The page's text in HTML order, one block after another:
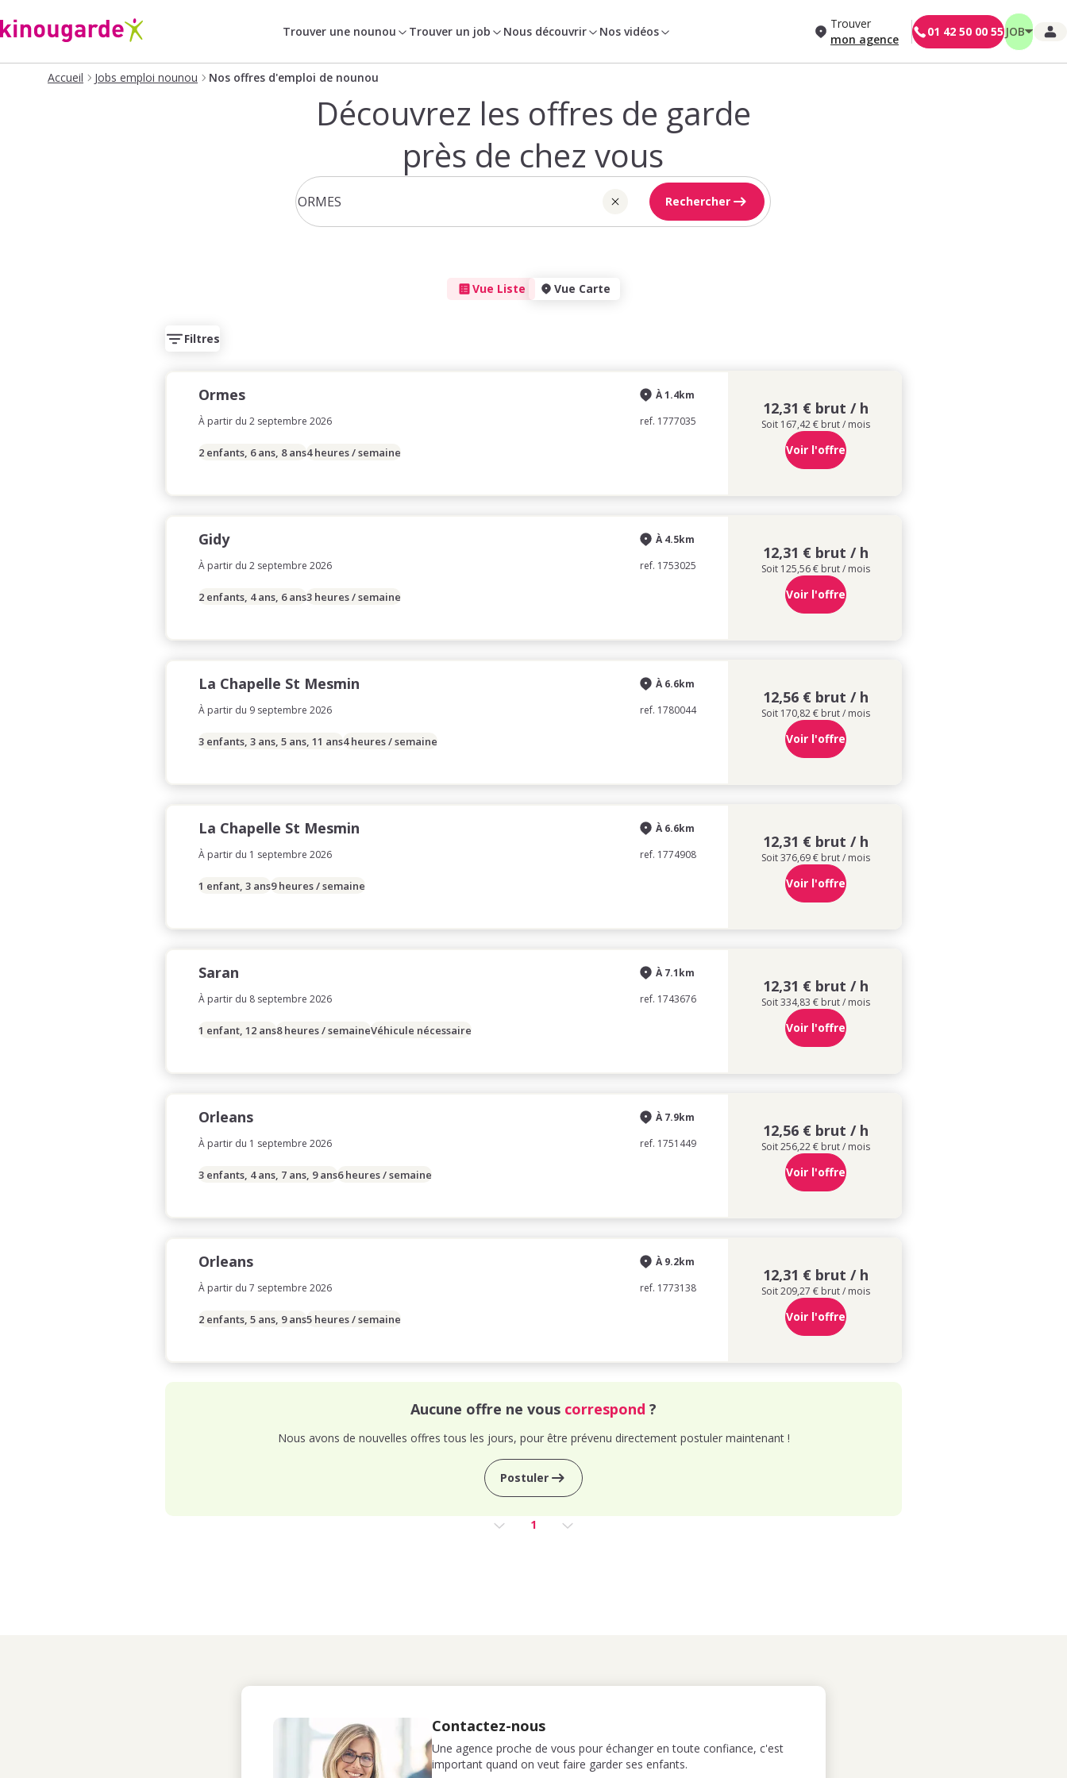
Trouver une nounou Trouver un job Nous découvrir Nos vidéos
Trouver
mon agence
01 42 50 00 55 JOB
Accueil Jobs emploi nounou Nos offres d'emploi de nounou
Découvrez les offres de garde
près de chez vous
Rechercher
Vue Liste Vue Carte
Filtres
Ormes
À partir du 2 septembre 2026
À 1.4km
ref. 1777035
2 enfants, 6 ans, 8 ans4 heures / semaine
12,31 € brut / h
Soit 167,42 € brut / mois
Voir l'offre
Gidy
À partir du 2 septembre 2026
À 4.5km
ref. 1753025
2 enfants, 4 ans, 6 ans3 heures / semaine
12,31 € brut / h
Soit 125,56 € brut / mois
Voir l'offre
La Chapelle St Mesmin
À partir du 9 septembre 2026
À 6.6km
ref. 1780044
3 enfants, 3 ans, 5 ans, 11 ans4 heures / semaine
12,56 € brut / h
Soit 170,82 € brut / mois
Voir l'offre
La Chapelle St Mesmin
À partir du 1 septembre 2026
À 6.6km
ref. 1774908
1 enfant, 3 ans9 heures / semaine
12,31 € brut / h
Soit 376,69 € brut / mois
Voir l'offre
Saran
À partir du 8 septembre 2026
À 7.1km
ref. 1743676
1 enfant, 12 ans8 heures / semaineVéhicule nécessaire
12,31 € brut / h
Soit 334,83 € brut / mois
Voir l'offre
Orleans
À partir du 1 septembre 2026
À 7.9km
ref. 1751449
3 enfants, 4 ans, 7 ans, 9 ans6 heures / semaine
12,56 € brut / h
Soit 256,22 € brut / mois
Voir l'offre
Orleans
À partir du 7 septembre 2026
À 9.2km
ref. 1773138
2 enfants, 5 ans, 9 ans5 heures / semaine
12,31 € brut / h
Soit 209,27 € brut / mois
Voir l'offre
Aucune offre ne vous correspond ?
Nous avons de nouvelles offres tous les jours, pour être prévenu directement postuler maintenant !
Postuler
1
Contactez-nous
Une agence proche de vous pour échanger en toute confiance, c'est
important quand on veut faire garder ses enfants.